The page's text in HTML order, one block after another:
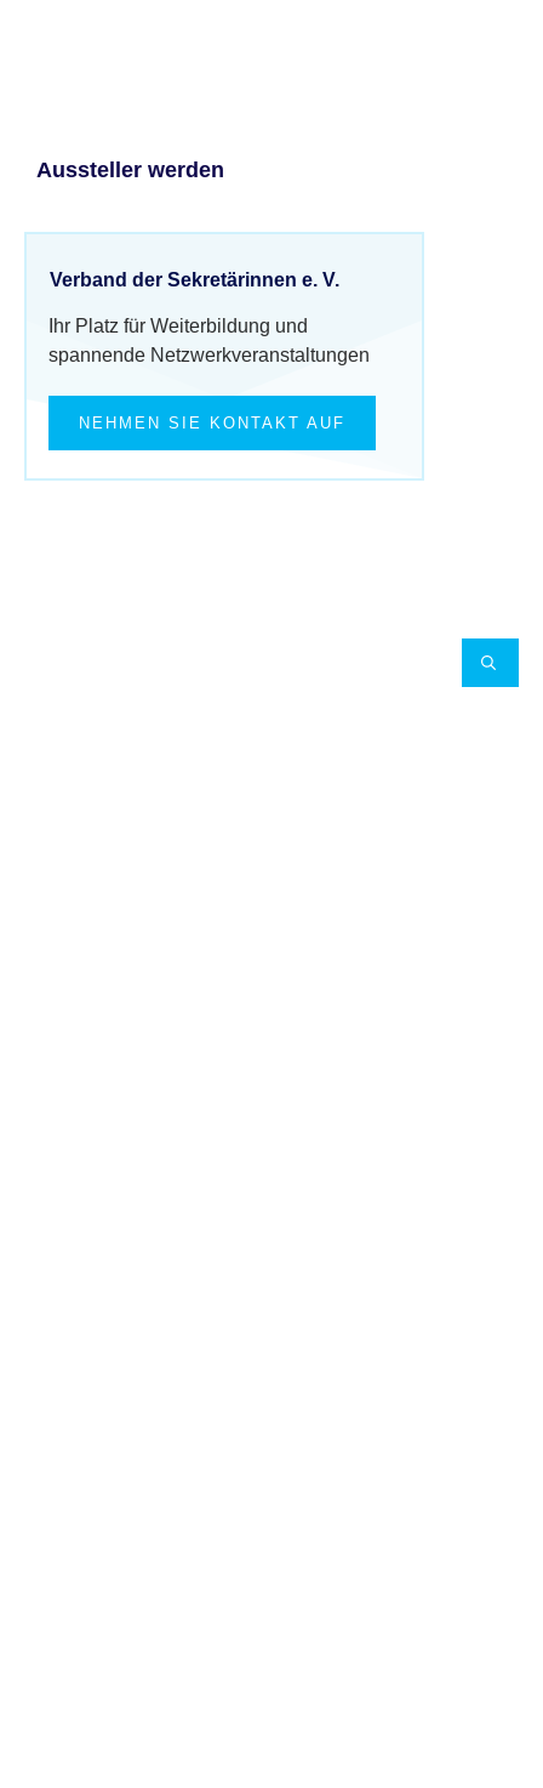
Aussteller werden
Verband der Sekretärinnen e. V.
Ihr Platz für Weiterbildung und
spannende Netzwerkveranstaltungen
NEHMEN SIE KONTAKT AUF